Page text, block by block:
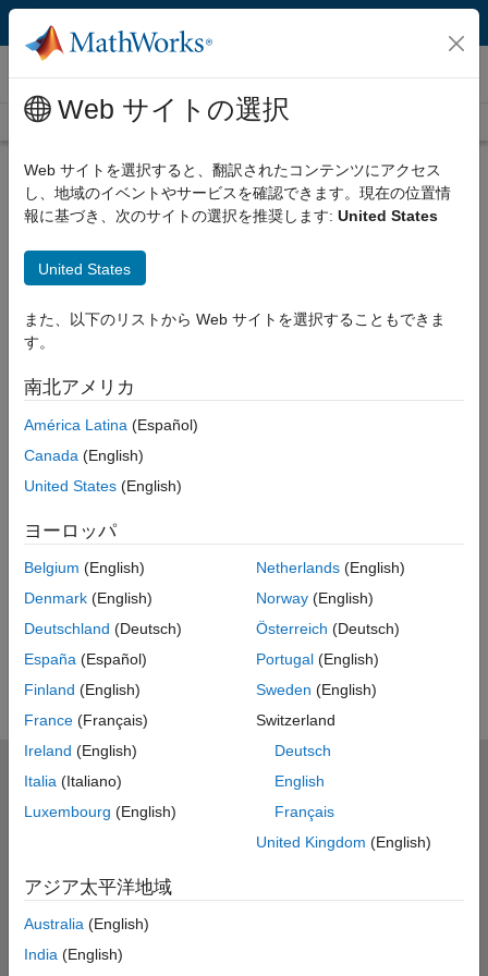
コンテンツへスキップ
ビデオ
ビデオ ホーム 検索
ビ
再
生
説明
Simulink開発の必須テクニック～
テスト駆動開発とグラフィカル表
現～
ビデオに関するご意見・ご感想
次は
関連ビデオ
関連ビデオをもっと見る
Web サイトの選択
Web サイトを選択すると、翻訳されたコンテンツにアクセス
し、地域のイベントやサービスを確認できます。現在の位置情
報に基づき、次のサイトの選択を推奨します: United States
United States
また、以下のリストから Web サイトを選択することもできま
す。
南北アメリカ
América Latina (Español)
Canada (English)
United States (English)
ヨーロッパ
Belgium (English)
Denmark (English)
Deutschland (Deutsch)
España (Español)
Finland (English)
France (Français)
Ireland (English)
Italia (Italiano)
Luxembourg (English)
Netherlands(English)
Norway(English)
Österreich (Deutsch)
Portugal(English)
Sweden (English)
Switzerland
Deutsch
English
Français
United Kingdom (English)
アジア太平洋地域
Australia (English)
India (English)
MathWorks
評価版の入手・製品の購入
使い方を学ぶ